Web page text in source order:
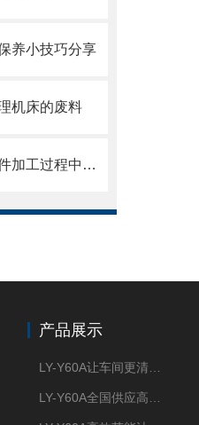
养小技巧分享
机床的废料
刮板排屑机在汽车零部件加工过程中的作用
产品展示